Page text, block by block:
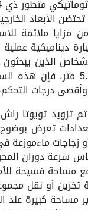
وارتفاع 1.705
ملائمة
ديناميكية
الذين
ومع نصف قطر يبلغ
وأقصى درجات
تزويد تويوتا
تعرض
حامل أكواب أو
سرعة دوران
مساحة فسيحة
تخزين أو نقل
مساحة كبيرة